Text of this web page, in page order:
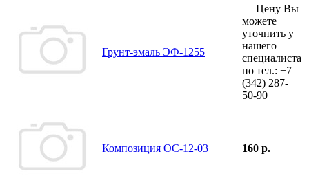
Грунт-эмаль ЭФ-1255
— Цену Вы
можете
уточнить у
нашего
специалиста
по тел.: +7
(342) 287-
50-90
Композиция ОС-12-03 160 р.